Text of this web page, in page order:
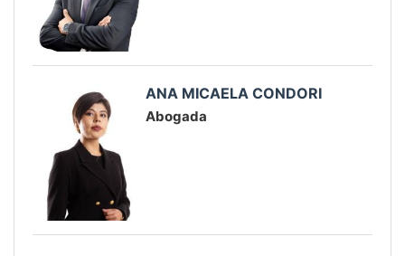
ANA MICAELA CONDORI
Abogada